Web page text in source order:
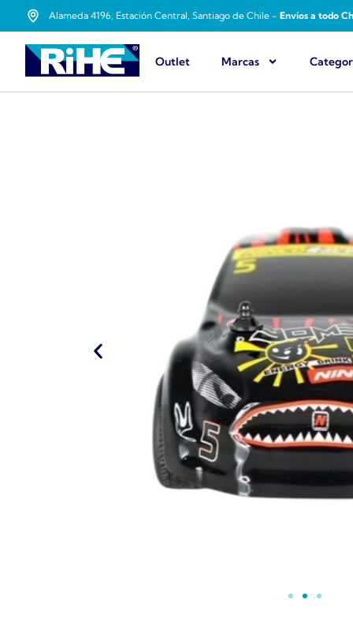
Alameda 4196, Estación Central, Santiago de Chile - Envíos a todo
Outlet Marcas